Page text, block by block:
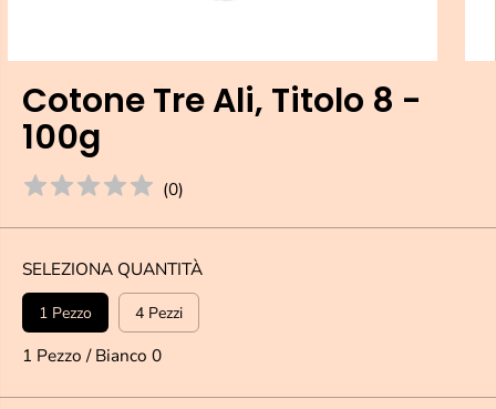
Cotone Tre Ali, Titolo 8 -
100g
(0)
SELEZIONA QUANTITÀ
1 Pezzo 4 Pezzi
1 Pezzo / Bianco 0